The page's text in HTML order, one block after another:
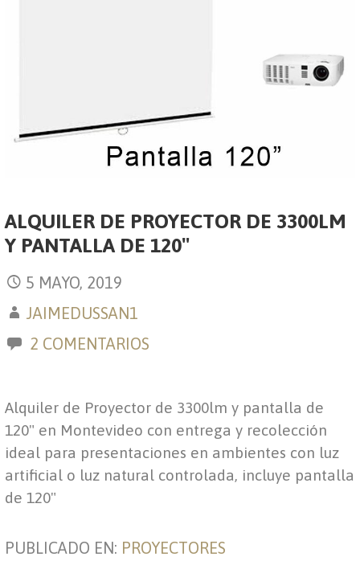
ALQUILER DE PROYECTOR DE 3300LM
Y PANTALLA DE 120″
5 MAYO, 2019
JAIMEDUSSAN1
2 COMENTARIOS
Alquiler de Proyector de 3300lm y pantalla de
120" en Montevideo con entrega y recolección
ideal para presentaciones en ambientes con luz
artificial o luz natural controlada, incluye pantalla
de 120"
PUBLICADO EN: PROYECTORES